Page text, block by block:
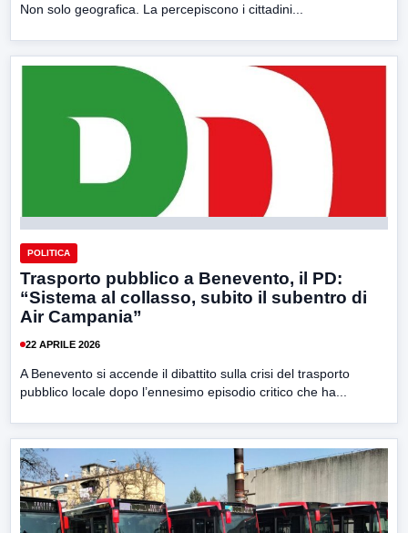
Non solo geografica. La percepiscono i cittadini...
POLITICA
Trasporto pubblico a Benevento, il PD:
“Sistema al collasso, subito il subentro di
Air Campania”
22 APRILE 2026
A Benevento si accende il dibattito sulla crisi del trasporto
pubblico locale dopo l’ennesimo episodio critico che ha...